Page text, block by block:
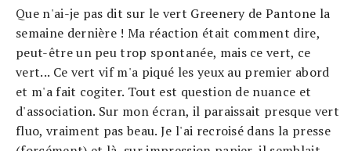
Que n'ai-je pas dit sur le vert Greenery de Pantone la
semaine dernière ! Ma réaction était comment dire,
peut-être un peu trop spontanée, mais ce vert, ce
vert... Ce vert vif m'a piqué les yeux au premier abord
et m'a fait cogiter. Tout est question de nuance et
d'association. Sur mon écran, il paraissait presque vert
fluo, vraiment pas beau. Je l'ai recroisé dans la presse